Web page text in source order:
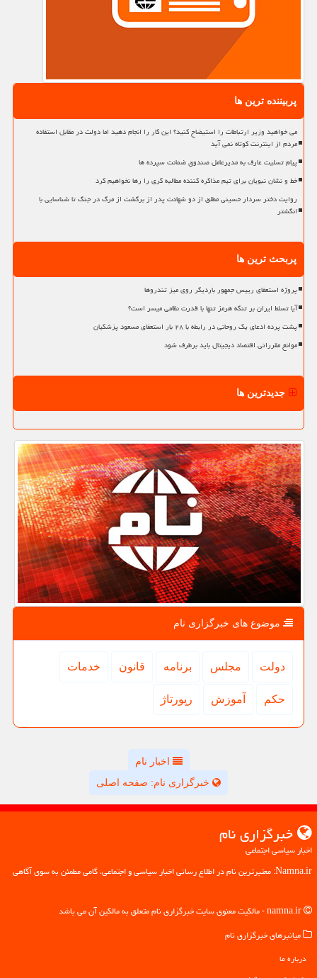
پربیننده ترین ها
می خواهید وزیر ارتباطات را استیضاح کنید؟ این کار را انجام دهید اما دولت در مقابل استفاده
مردم از اینترنت کوتاه نمی آید
پیام تسلیت عارف به مدیرعامل صندوق ضمانت سپرده ها
خط و نشان نبویان برای تیم مذاکره کننده مطالبه گری را رها نخواهیم کرد
روایت دختر سردار حسینی مطلق از دو شهادت پدر از برگشت از مرگ در جنگ تا شناسایی با
انگشتر
پربحث ترین ها
پروژه استعفای رییس جمهور باردیگر روی میز تندروها
آیا تسلط ایران بر تنگه هرمز تنها با قدرت نظامی میسر است؟
پشت پرده ادعای یک روحانی در رابطه با ۲۸ بار استعفای مسعود پزشکیان
موانع مقرراتی اقتصاد دیجیتال باید برطرف شود
جدیدترین ها
موضوع های خبرگزاری نام
دولت مجلس برنامه قانون خدمات
حكم آموزش رپورتاژ
اخبار نام
خبرگزاری نام: صفحه اصلی
خبرگزاری نام
اخبار سیاسی اجتماعی
Namna.ir: معتبرترین نام در اطلاع رسانی اخبار سیاسی و اجتماعی، گامی مطمئن به سوی آگاهی
میانبرهای خبرگزاری نام
درباره ما